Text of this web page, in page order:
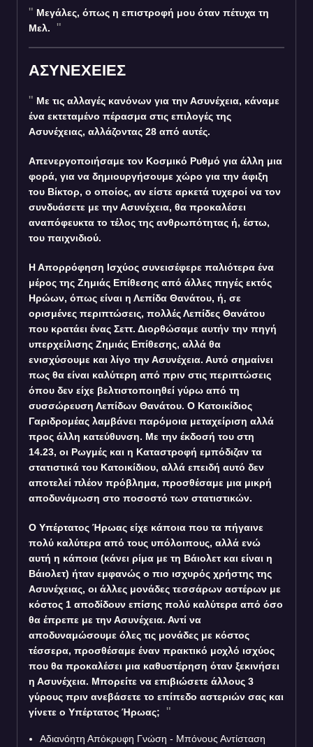
Μεγάλες, όπως η επιστροφή μου όταν πέτυχα τη
Μελ.
ΑΣΥΝΕΧΕΙΕΣ
Με τις αλλαγές κανόνων για την Ασυνέχεια, κάναμε
ένα εκτεταμένο πέρασμα στις επιλογές της
Ασυνέχειας, αλλάζοντας 28 από αυτές.
Απενεργοποιήσαμε τον Κοσμικό Ρυθμό για άλλη μια
φορά, για να δημιουργήσουμε χώρο για την άφιξη
του Βίκτορ, ο οποίος, αν είστε αρκετά τυχεροί να τον
συνδυάσετε με την Ασυνέχεια, θα προκαλέσει
αναπόφευκτα το τέλος της ανθρωπότητας ή, έστω,
του παιχνιδιού.
Η Απορρόφηση Ισχύος συνεισέφερε παλιότερα ένα
μέρος της Ζημιάς Επίθεσης από άλλες πηγές εκτός
Ηρώων, όπως είναι η Λεπίδα Θανάτου, ή, σε
ορισμένες περιπτώσεις, πολλές Λεπίδες Θανάτου
που κρατάει ένας Σεττ. Διορθώσαμε αυτήν την πηγή
υπερχείλισης Ζημιάς Επίθεσης, αλλά θα
ενισχύσουμε και λίγο την Ασυνέχεια. Αυτό σημαίνει
πως θα είναι καλύτερη από πριν στις περιπτώσεις
όπου δεν είχε βελτιστοποιηθεί γύρω από τη
συσσώρευση Λεπίδων Θανάτου. Ο Κατοικίδιος
Γαριδρομέας λαμβάνει παρόμοια μεταχείριση αλλά
προς άλλη κατεύθυνση. Με την έκδοσή του στη
14.23, οι Ρωγμές και η Καταστροφή εμπόδιζαν τα
στατιστικά του Κατοικίδιου, αλλά επειδή αυτό δεν
αποτελεί πλέον πρόβλημα, προσθέσαμε μια μικρή
αποδυνάμωση στο ποσοστό των στατιστικών.
Ο Υπέρτατος Ήρωας είχε κάποια που τα πήγαινε
πολύ καλύτερα από τους υπόλοιπους, αλλά ενώ
αυτή η κάποια (κάνει ρίμα με τη Βάιολετ και είναι η
Βάιολετ) ήταν εμφανώς ο πιο ισχυρός χρήστης της
Ασυνέχειας, οι άλλες μονάδες τεσσάρων αστέρων με
κόστος 1 αποδίδουν επίσης πολύ καλύτερα από όσο
θα έπρεπε με την Ασυνέχεια. Αντί να
αποδυναμώσουμε όλες τις μονάδες με κόστος
τέσσερα, προσθέσαμε έναν πρακτικό μοχλό ισχύος
που θα προκαλέσει μια καθυστέρηση όταν ξεκινήσει
η Ασυνέχεια. Μπορείτε να επιβιώσετε άλλους 3
γύρους πριν ανεβάσετε το επίπεδο αστεριών σας και
γίνετε ο Υπέρτατος Ήρωας;
Αδιανόητη Απόκρυφη Γνώση - Μπόνους Αντίσταση